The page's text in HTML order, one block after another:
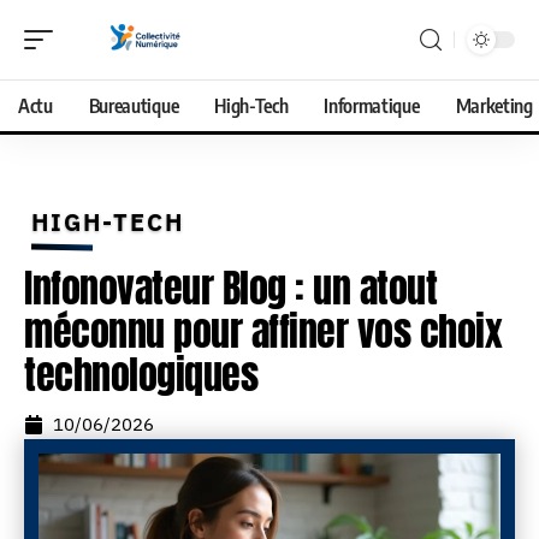
Actu Bureautique High-Tech Informatique Marketing
HIGH-TECH
Infonovateur Blog : un atout
méconnu pour affiner vos choix
technologiques
10/06/2026